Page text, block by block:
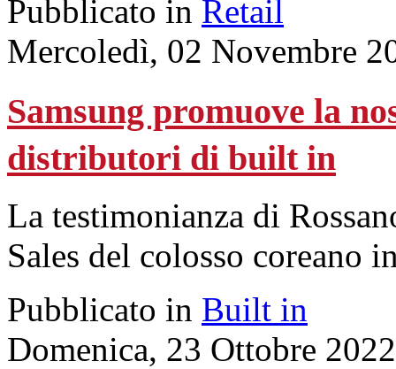
Pubblicato in Retail
Mercoledì, 02 Novembre
Samsung promuove la
distributori di built in
La testimonianza di
Sales del colosso coreano
Pubblicato in Built in
Domenica, 23 Ottobre